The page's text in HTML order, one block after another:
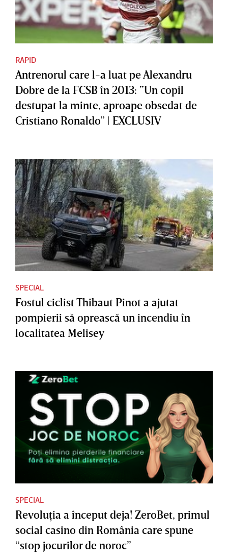
RAPID
Antrenorul care l-a luat pe Alexandru
Dobre de la FCSB în 2013: ”Un copil
destupat la minte, aproape obsedat de
Cristiano Ronaldo” | EXCLUSIV
SPECIAL
Fostul ciclist Thibaut Pinot a ajutat
pompierii să oprească un incendiu în
localitatea Melisey
SPECIAL
Revoluţia a început deja! ZeroBet, primul
social casino din România care spune
“stop jocurilor de noroc”